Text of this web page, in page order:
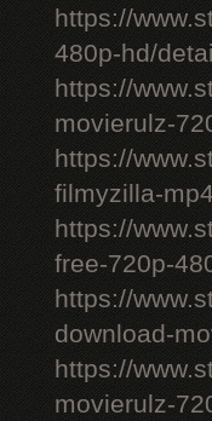
https://
480p-hd/
https://
movierulz-
https://
filmyzilla-
https://
free-720p-
https://
download-
https://
movierulz-